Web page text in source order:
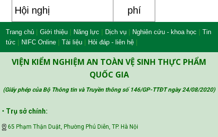
Hội nghị
phí
Trang chủ | Giới thiệu | Năng lực | Dịch vụ | Nghiên cứu - khoa học | Tin
tức | NIFC Online | Tài liệu | Hỏi đáp - liên hệ |
VIỆN KIỂM NGHIỆM AN TOÀN VỆ SINH THỰC PHẨM
QUỐC GIA
(Giấy phép của Bộ Thông tin và Truyền thông số 146/GP-TTĐT ngày 24/08/2020)
• Trụ sở chính:
65 Phạm Thận Duật, Phường Phú Diễn, TP. Hà Nội